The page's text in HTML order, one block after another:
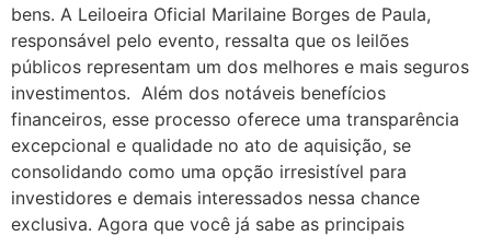
bens. A Leiloeira Oficial Marilaine Borges de Paula,
responsável pelo evento, ressalta que os leilões
públicos representam um dos melhores e mais seguros
investimentos. Além dos notáveis benefícios
financeiros, esse processo oferece uma transparência
excepcional e qualidade no ato de aquisição, se
consolidando como uma opção irresistível para
investidores e demais interessados nessa chance
exclusiva. Agora que você já sabe as principais